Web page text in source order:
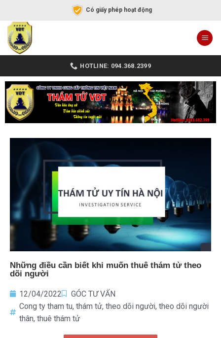
Có giấy phép hoạt động
HOTLINE: 094.368.2399
Những điều cần biết khi muốn thuê thám tử theo
dõi người
12/04/2022
GÓC TƯ VẤN
Cong ty tham tu, thám tử, theo dõi người, theo dõi người
thân, thuê thám tử